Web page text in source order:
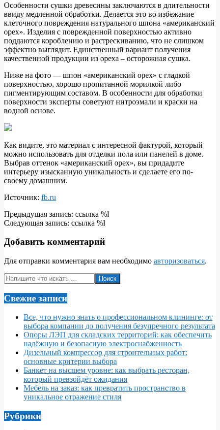
Особенности сушки древесины заключаются в длительности
ввиду медленной обработки. Делается это во избежание
клеточного повреждения натурального шпона «американский
орех». Изделия с поврежденной поверхностью активно
поддаются короблению и растрескиванию, что не слишком
эффектно выглядит. Единственный вариант получения
качественной продукции из ореха – осторожная сушка.
Ниже на фото — шпон «американский орех» с гладкой
поверхностью, хорошо пропитанной морилкой либо
пигментирующим составом. В особенности для обработки
поверхности эксперты советуют нитроэмали и краски на
водной основе.
Как видите, это материал с интересной фактурой, который
можно использовать для отделки пола или панелей в доме.
Выбрав оттенок «американский орех», вы придадите
интерьеру изысканную уникальность и сделаете его по-
своему домашним.
Источник: fb.ru
2018-
09-
Предыдущая запись: ссылка %l
Следующая запись: ссылка %l
Добавить комментарий
Для отправки комментария вам необходимо авторизоваться.
Поиск
Свежие записи
Все, что нужно знать о профессиональном клининге: от
выбора компании до получения безупречного результата
Опоры ЛЭП для складских территорий: как обеспечить
надёжную и безопасную электроснабженность
Дизельный компрессор для строительных работ:
основные критерии выбора
Банкет на высшем уровне: как выбрать ресторан,
который превзойдёт ожидания
Мебель на заказ: как превратить пространство в
уникальное отражение стиля
Рубрики